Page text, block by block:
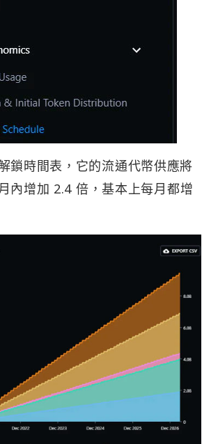
鎖時間表，它的流通代幣供應將
內增加 2.4 倍，基本上每月都增